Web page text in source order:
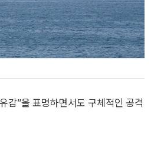
감”을 표명하면서도 구체적인 공격